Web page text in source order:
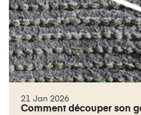
21 Jan 2026
Comment découper son